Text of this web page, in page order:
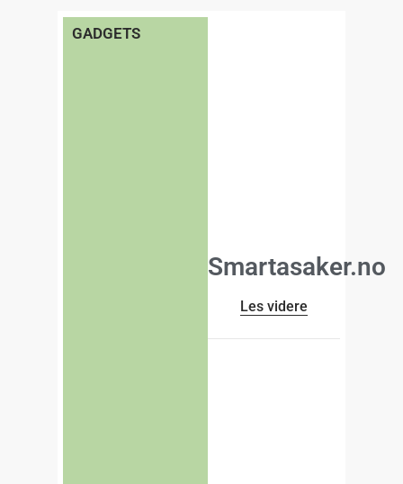
GADGETS
Smartasaker.no
Les videre